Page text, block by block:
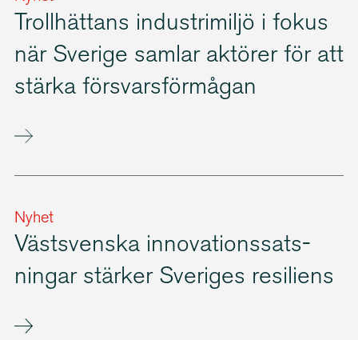
Trollhättans industrimiljö i fokus
när Sverige samlar aktörer för att
stärka försvars­för­mågan
Nyhet
Västsvenska innova­tions­sats­
ningar stärker Sveriges resiliens